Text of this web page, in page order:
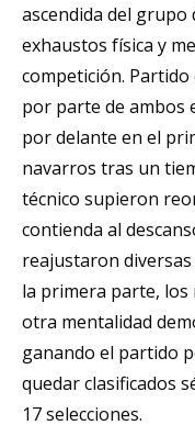
ascendida del grupo
exhaustos física y
competición.
por parte de ambos
por delante en el
navarros tras un
técnico supieron
contienda al
reajustaron diversas
la primera parte, los
otra mentalidad
ganando el partido
quedar clasificados
17 selecciones.